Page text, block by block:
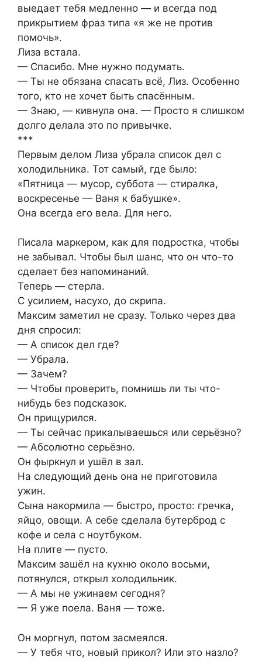
выедает тебя медленно — и всегда под
прикрытием фраз типа «я же не против
помочь».
Лиза встала.
— Спасибо. Мне нужно подумать.
— Ты не обязана спасать всё, Лиз. Особенно
того, кто не хочет быть спасённым.
— Знаю, — кивнула она. — Просто я слишком
долго делала это по привычке.
***
Первым делом Лиза убрала список дел с
холодильника. Тот самый, где было:
«Пятница — мусор, суббота — стиралка,
воскресенье — Ваня к бабушке».
Она всегда его вела. Для него.
Писала маркером, как для подростка, чтобы
не забывал. Чтобы был шанс, что он что-то
сделает без напоминаний.
Теперь — стерла.
С усилием, насухо, до скрипа.
Максим заметил не сразу. Только через два
дня спросил:
— А список дел где?
— Убрала.
— Зачем?
— Чтобы проверить, помнишь ли ты что-
нибудь без подсказок.
Он прищурился.
— Ты сейчас прикалываешься или серьёзно?
— Абсолютно серьёзно.
Он фыркнул и ушёл в зал.
На следующий день она не приготовила
ужин.
Сына накормила — быстро, просто: гречка,
яйцо, овощи. А себе сделала бутерброд с
кофе и села с ноутбуком.
На плите — пусто.
Максим зашёл на кухню около восьми,
потянулся, открыл холодильник.
— А мы не ужинаем сегодня?
— Я уже поела. Ваня — тоже.
Он моргнул, потом засмеялся.
— У тебя что, новый прикол? Или это назло?